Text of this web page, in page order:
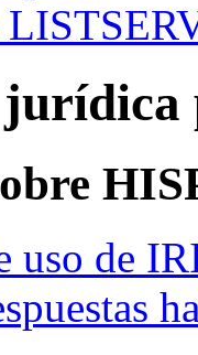
uso de